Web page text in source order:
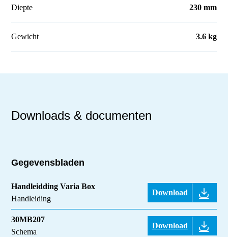
Diepte 230 mm
Gewicht 3.6 kg
Downloads & documenten
Gegevensbladen
Handleidding Varia Box
Handleiding
Download
30MB207
Schema
Download